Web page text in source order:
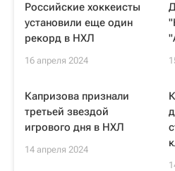
Российские хоккеисты
установили еще один
рекорд в НХЛ
16 апреля 2024
Капризова признали
третьей звездой
игрового дня в НХЛ
14 апреля 2024